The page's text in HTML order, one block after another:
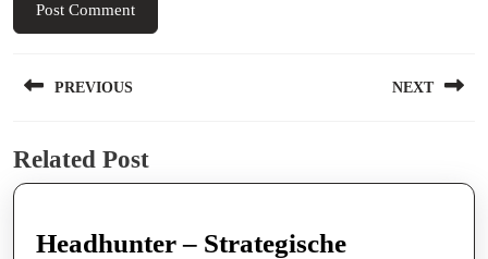
navigation
PREVIOUS
post:
NEXT
Related Post
Headhunter – Strategische